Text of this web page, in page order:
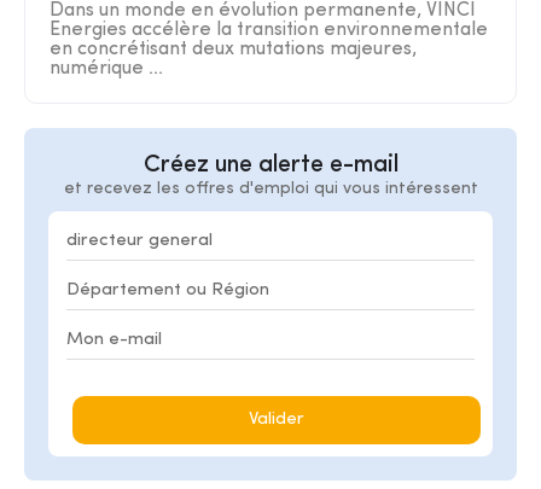
Dans un monde en évolution permanente, VINCI
Energies accélère la transition environnementale
en concrétisant deux mutations majeures,
numérique ...
Créez une alerte e-mail
et recevez les offres d'emploi qui vous intéressent
Valider